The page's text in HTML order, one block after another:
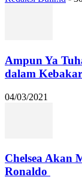
Ampun Ya
dalam
04/03/2021
Chelsea Akan
Ronaldo